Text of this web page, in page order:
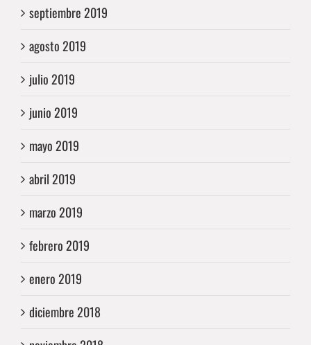
septiembre 2019
agosto 2019
julio 2019
junio 2019
mayo 2019
abril 2019
marzo 2019
febrero 2019
enero 2019
diciembre 2018